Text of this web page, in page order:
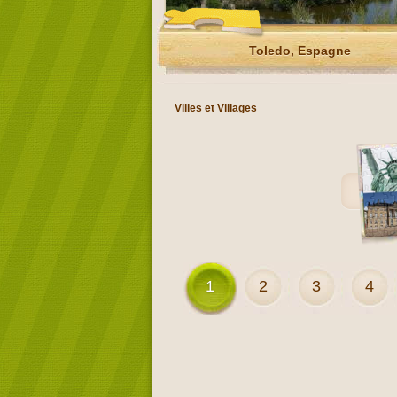
Toledo, Espagne
Villes et Villages
1 2 3 4